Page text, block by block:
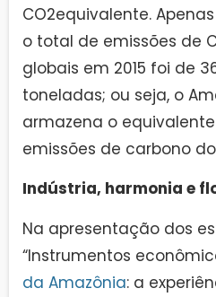
CO2­equivalente.
o total de emissões de
globais em 2015 foi de
toneladas; ou seja, o
armazena o
emissões de carbono
Indústria, harmonia e
Na apresentação dos
“Instrumentos
da Amazônia: a